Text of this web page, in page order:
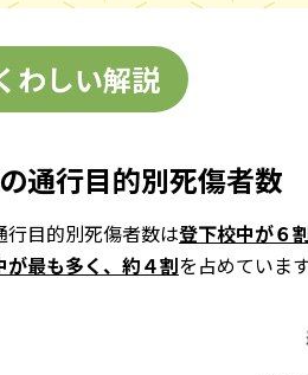
わしい解説
通行目的別死傷者数
行目的別死傷者数は登下校中が６
が最も多く、約４割を占めています